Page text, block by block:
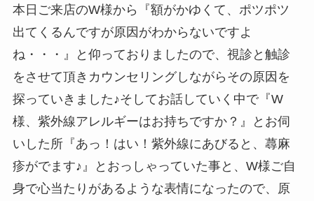
本日ご来店のW様から『額がかゆくて、ポツポツ
出てくるんですが原因がわからないですよ
ね・・・』と仰っておりましたので、視診と触診
をさせて頂きカウンセリングしながらその原因を
探っていきました♪そしてお話していく中で『W
様、紫外線アレルギーはお持ちですか？』とお伺
いした所『あっ！はい！紫外線にあびると、蕁麻
疹がでます♪』とおっしゃっていた事と、W様ご自
身で心当たりがあるような表情になったので、原